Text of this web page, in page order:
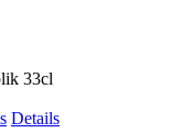
Details